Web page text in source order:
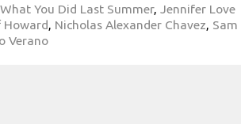
You Did Last Summer, Jennifer Love
Howard, Nicholas Alexander Chavez, Sam
Verano